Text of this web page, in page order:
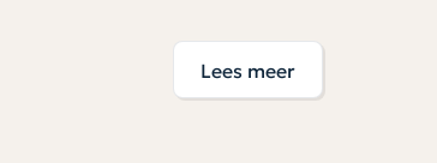
Dankzij de grote ramen voelt
sluit naadloos aan op het
Lees meer